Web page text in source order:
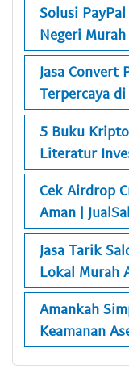
Solusi
Negeri Murah
Jasa Convert
Terpercaya di
5 Buku
Literatur
Cek Airdrop
Aman |
Jasa Tarik
Lokal Murah
Amankah
Keamanan